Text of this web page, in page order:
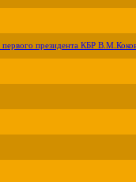
президента КБР